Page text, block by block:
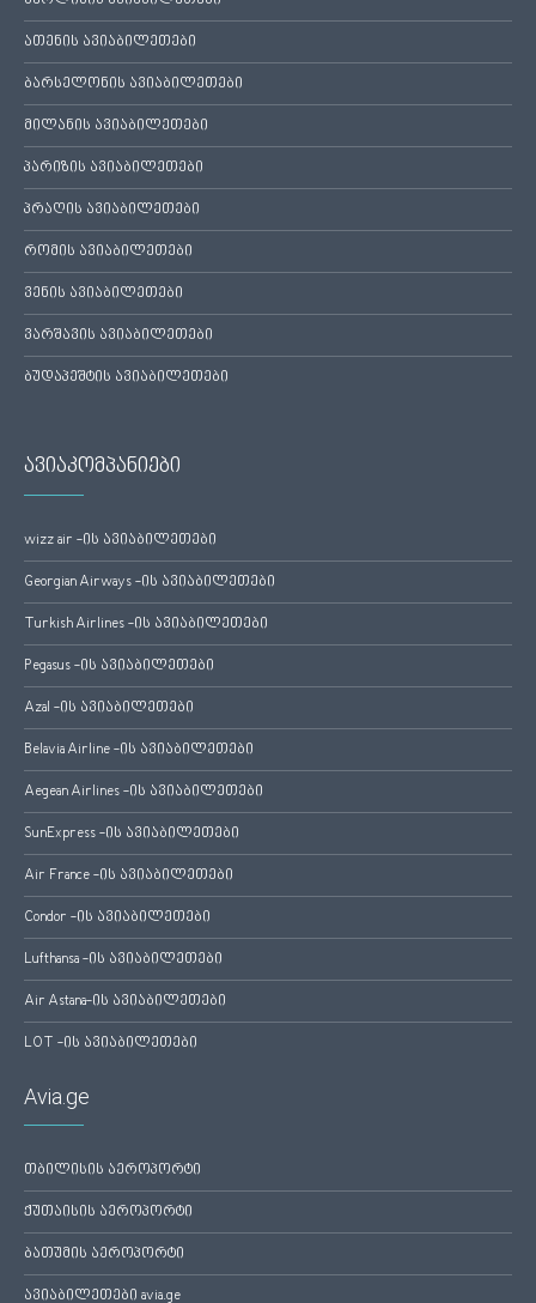
ათენის ავიაბილეთები
ბარსელონის ავიაბილეთები
მილანის ავიაბილეთები
პარიზის ავიაბილეთები
პრაღის ავიაბილეთები
რომის ავიაბილეთები
ვენის ავიაბილეთები
ვარშავის ავიაბილეთები
ბუდაპეშტის ავიაბილეთები
ავიაკომპანიები
wizz air -ის ავიაბილეთები
Georgian Airways -ის ავიაბილეთები
Turkish Airlines -ის ავიაბილეთები
Pegasus -ის ავიაბილეთები
Azal -ის ავიაბილეთები
Belavia Airline -ის ავიაბილეთები
Aegean Airlines -ის ავიაბილეთები
SunExpress -ის ავიაბილეთები
Air France -ის ავიაბილეთები
Condor -ის ავიაბილეთები
Lufthansa -ის ავიაბილეთები
Air Astana-ის ავიაბილეთები
LOT -ის ავიაბილეთები
Avia.ge
თბილისის აეროპორტი
ქუთაისის აეროპორტი
ბათუმის აეროპორტი
ავიაბილეთები avia.ge